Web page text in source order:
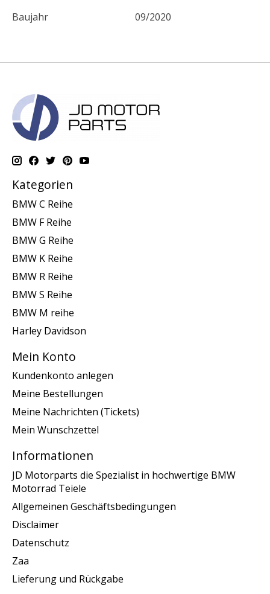
Baujahr 09/2020
Kategorien
BMW C Reihe
BMW F Reihe
BMW G Reihe
BMW K Reihe
BMW R Reihe
BMW S Reihe
BMW M reihe
Harley Davidson
Mein Konto
Kundenkonto anlegen
Meine Bestellungen
Meine Nachrichten (Tickets)
Mein Wunschzettel
Informationen
JD Motorparts die Spezialist in hochwertige BMW
Motorrad Teiele
Allgemeinen Geschäftsbedingungen
Disclaimer
Datenschutz
Zaa
Lieferung und Rückgabe